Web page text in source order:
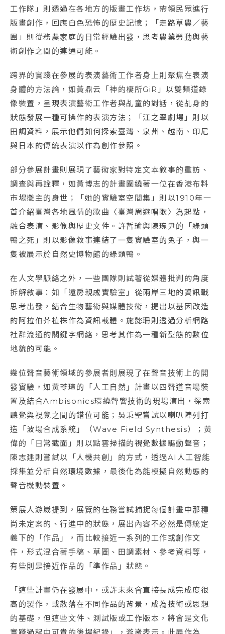
工作隊」則透過在各地方的版畫工作坊，帶領民眾進行
版畫創作，回應白色恐怖的歷史記憶；「走路草農／藝
團」則從務農家庭的日常經驗出發，思考農業勞動與藝
術創作之間的連通可能。
跨界的實踐在參展的表演藝術工作者身上則聚焦在表演
身體的方法論，如黃鼎云「神的棲所GiR」以雙頻道錄
像裝置，呈現表演藝術工作者與乩童的對話，從乩身的
狀態發展一種可操作的表演方法；「江之翠劇場」則以
田調資料，展示他們如何探索臺灣、泉州、越南、印尼
與日本的傳統表演以作為創作參照。
部分參展計畫則展現了藝術家對特定文本敘事的重訪、
調查與再詮釋，如黃博志的計畫圍繞著一位在香港布料
市場攤主的身世；「她的實驗室空間集」則以1910年一
首介紹臺灣各地風情的歌曲〈臺灣周遊唱歌〉為起點，
融合表演、影像與歷史文件。許哲瑜與陳琬尹的「綠頭
鴨之死」則以影像敘事連結了一隻實驗室的兔子，與一
隻被展示於自然史博物館的綠頭鴨。
在人文學脈絡之外，一些團隊則試著從媒體批判的角度
拆解敘事：如「遠房親戚實驗室」從兩岸三地的資訊戰
思考出發，結合生物藝術與媒體技術，提出以基因改造
的阿拉伯芥植株作為資訊載體。施懿珊則透過分析網路
社群流通的關鍵字網絡，思考其作為一種新型態的數位
地貌的可能。
幾位聲音藝術領域的參展者則展現了在聲音技術上的開
發實驗，如黃苓瑄的「人工自然」計畫以四聲道音場裝
置及結合Ambisonics環繞聲響技術的現場演出，探索
聽覺與視覺之間的錯位可能；吳秉聖嘗試以喇叭陣列打
造「波場合成系統」（Wave Field Synthesis）；黃
偉的「日常截面」則以點雲掃描的視覺數據驅動聲音；
陳志建則嘗試以「人機共創」的方式，透過AI人工智能
採集並分析自然環境數據，最後化為能模擬自然動態的
聲音機動裝置。
策展人游崴提到，展覽的任務嘗試捕捉每個計畫中那種
尚未定案的、行進中的狀態，展出內容不必然是傳統定
義下的「作品」，而比較接近一系列的工作或創作文
件，形式混合著手稿、草圖、田調素材、參考資料等，
有些則是接近作品的「準作品」狀態。
「這些計畫仍在發展中，或許未來會直接長成完成度很
高的製作，或散落在不同作品的背景，成為技術或思想
的基礎，但這些文件、測試版或工作版本，將會是文化
實踐過程中可貴的後場紀錄」，游崴表示。此展作為